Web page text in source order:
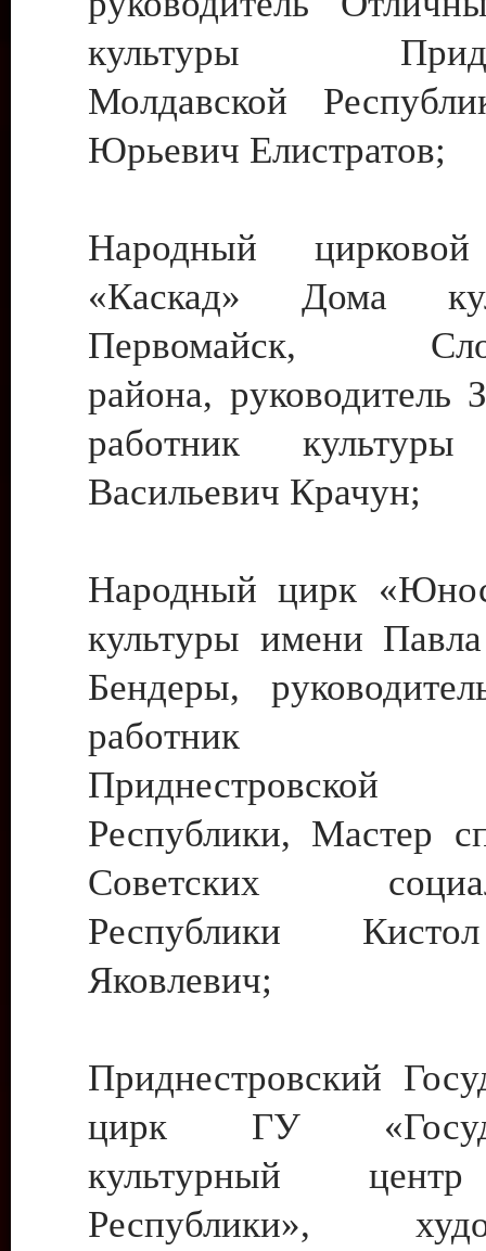
культуры
Молдавской
Юрьевич Елистратов;
Народный цирковой
«Каскад» Дома
Первомайск,
района, руководитель
работник культуры
Васильевич Крачун;
Народный цирк
культуры имени
Бендеры,
работник
Приднестровской
Республики, Мастер
Советских
Республики
Яковлевич;
Приднестровский
цирк ГУ
культурный
Республики»,